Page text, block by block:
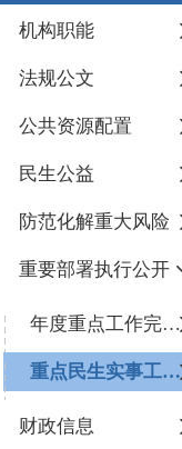
机构职能
法规公文
公共资源配置
民生公益
防范化解重大风险
重要部署执行公开
年度重点工作完成情况
重点民生实事工作进展情况
财政信息